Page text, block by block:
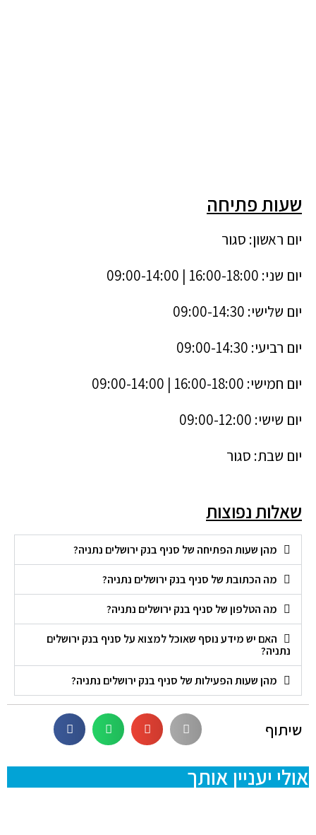
שעות פתיחה
יום ראשון: סגור
יום שני: ‎09:00-14:00 | 16:00-18:00
יום שלישי: ‎09:00-14:30
יום רביעי: ‎09:00-14:30
יום חמישי: ‎09:00-14:00 | 16:00-18:00
יום שישי: ‎09:00-12:00
יום שבת: סגור
שאלות נפוצות
מהן שעות הפתיחה של סניף בנק ירושלים נתניה?
מה הכתובת של סניף בנק ירושלים נתניה?
מה הטלפון של סניף בנק ירושלים נתניה?
האם יש מידע נוסף שאוכל למצוא על סניף בנק ירושלים
נתניה?
מהן שעות הפעילות של סניף בנק ירושלים נתניה?
שיתוף
אולי יעניין אותך